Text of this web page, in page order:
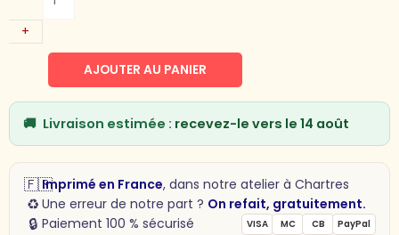
+
AJOUTER AU PANIER
🚚 Livraison estimée : recevez-le vers le 14 août
🇫🇷Imprimé en France, dans notre atelier à Chartres
♻️ Une erreur de notre part ? On refait, gratuitement.
🔒 Paiement 100 % sécurisé VISA MC CB PayPal